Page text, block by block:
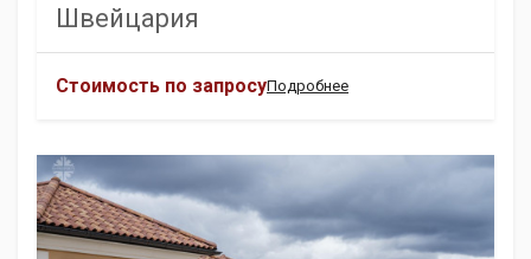
Швейцария
Стоимость по запросуПодробнее